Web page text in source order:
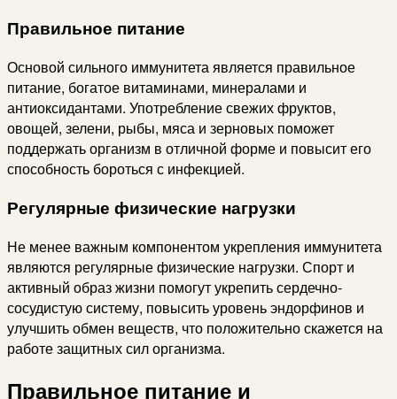
Правильное питание
Основой сильного иммунитета является правильное
питание, богатое витаминами, минералами и
антиоксидантами. Употребление свежих фруктов,
овощей, зелени, рыбы, мяса и зерновых поможет
поддержать организм в отличной форме и повысит его
способность бороться с инфекцией.
Регулярные физические нагрузки
Не менее важным компонентом укрепления иммунитета
являются регулярные физические нагрузки. Спорт и
активный образ жизни помогут укрепить сердечно-
сосудистую систему, повысить уровень эндорфинов и
улучшить обмен веществ, что положительно скажется на
работе защитных сил организма.
Правильное питание и